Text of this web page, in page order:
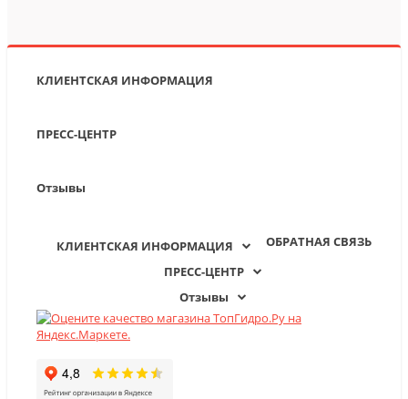
КЛИЕНТСКАЯ ИНФОРМАЦИЯ
ПРЕСС-ЦЕНТР
Отзывы
ОБРАТНАЯ СВЯЗЬ
КЛИЕНТСКАЯ ИНФОРМАЦИЯ
ПРЕСС-ЦЕНТР
Отзывы